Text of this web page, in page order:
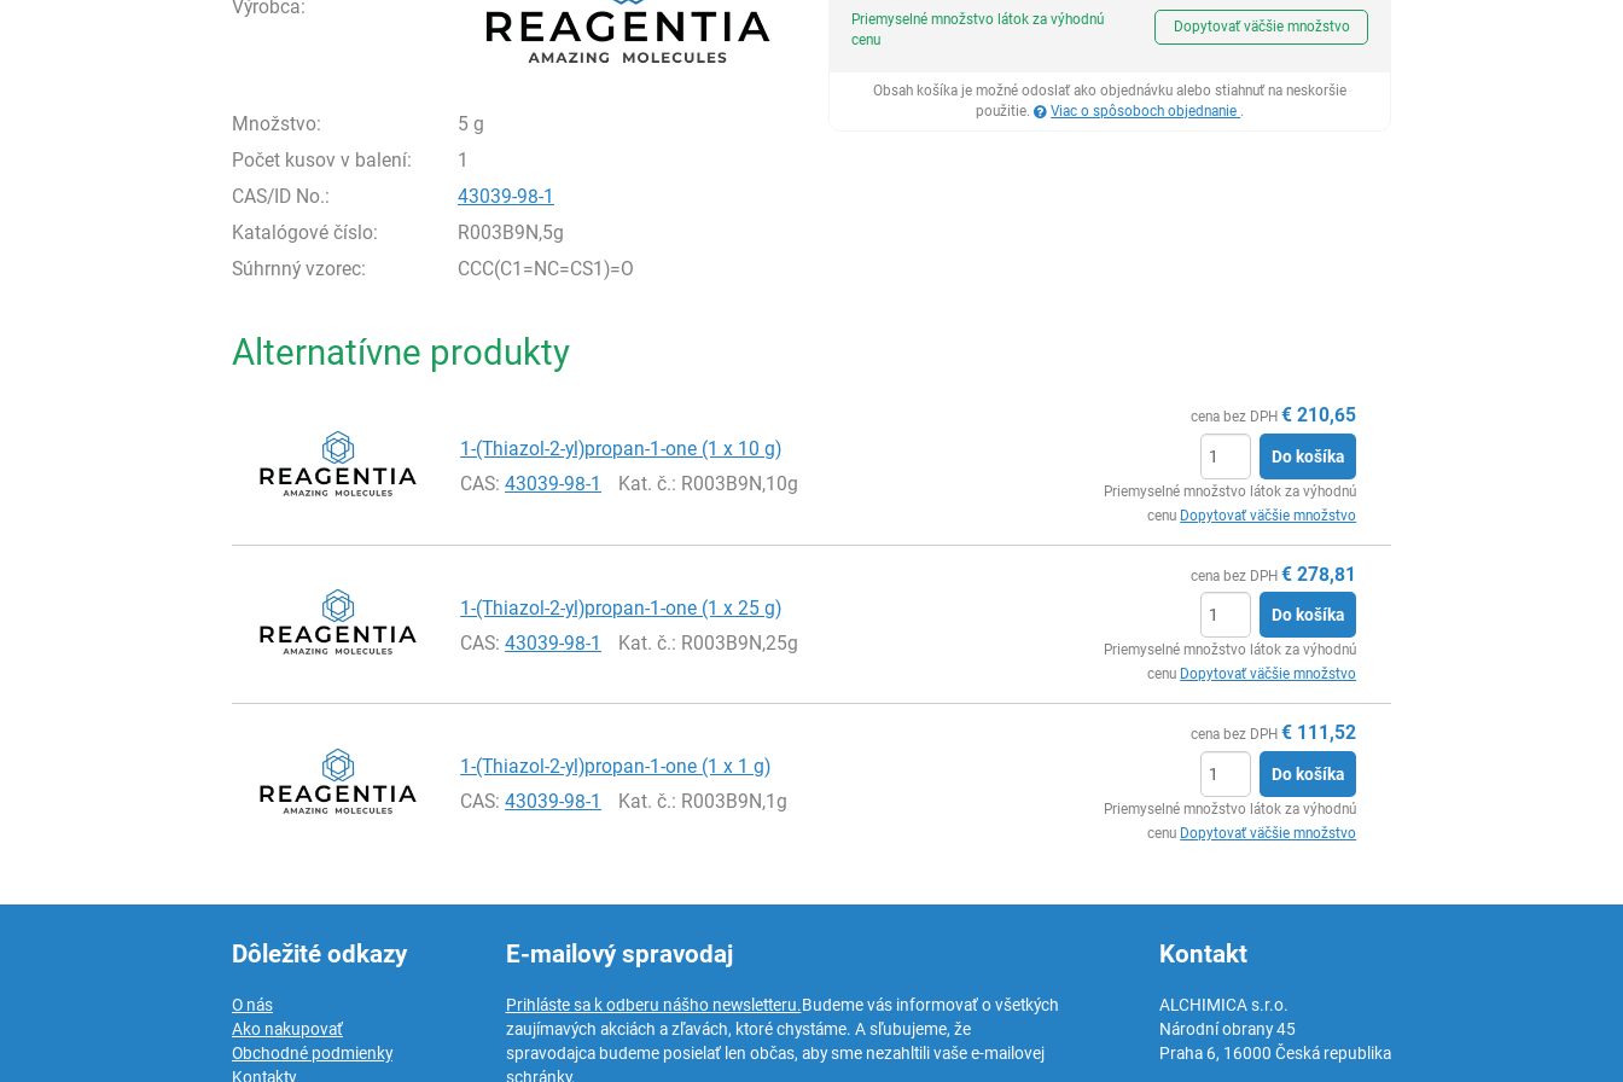
Výrobca:
Množstvo:
5 g
Počet kusov v balení:
1
CAS/ID No.:
43039-98-1
Katalógové číslo:
R003B9N,5g
Súhrnný vzorec:
CCC(C1=NC=CS1)=O
Ks
Priemyselné množstvo látok za výhodnú
cenu
Dopytovať väčšie množstvo
Obsah košíka je možné odoslať ako objednávku alebo stiahnuť na neskoršie
použitie.
Viac o spôsoboch objednanie .
Alternatívne produkty
1-(Thiazol-2-yl)propan-1-one (1 x 10 g)
CAS:43039-98-1 Kat. č.: R003B9N,10g
cena bez DPH € 210,65
Do košíka
Priemyselné množstvo látok za výhodnú
cenu Dopytovať väčšie množstvo
1-(Thiazol-2-yl)propan-1-one (1 x 25 g)
CAS:43039-98-1 Kat. č.: R003B9N,25g
cena bez DPH € 278,81
Do košíka
Priemyselné množstvo látok za výhodnú
cenu Dopytovať väčšie množstvo
1-(Thiazol-2-yl)propan-1-one (1 x 1 g)
CAS:43039-98-1 Kat. č.: R003B9N,1g
cena bez DPH € 111,52
Do košíka
Priemyselné množstvo látok za výhodnú
cenu Dopytovať väčšie množstvo
Dôležité odkazy
O nás
Ako nakupovať
Obchodné podmienky
Kontakty
E-mailový spravodaj
Prihláste sa k odberu nášho newsletteru.Budeme vás informovať o všetkých
zaujímavých akciách a zľavách, ktoré chystáme. A sľubujeme, že
spravodajca budeme posielať len občas, aby sme nezahltili vaše e-mailovej
schránky.
Kontakt
ALCHIMICA s.r.o.
Národní obrany 45
Praha 6, 16000 Česká republika